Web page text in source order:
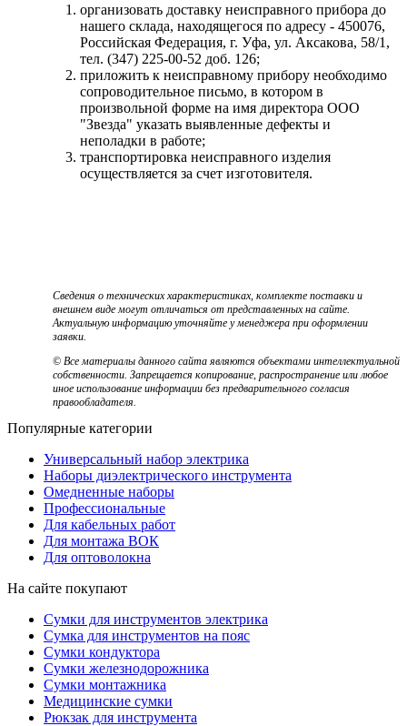
организовать доставку неисправного прибора до
нашего склада, находящегося по адресу - 450076,
Российская Федерация, г. Уфа, ул. Аксакова, 58/1,
тел. (347) 225-00-52 доб. 126;
приложить к неисправному прибору необходимо
сопроводительное письмо, в котором в
произвольной форме на имя директора ООО
"Звезда" указать выявленные дефекты и
неполадки в работе;
транспортировка неисправного изделия
осуществляется за счет изготовителя.
Сведения о технических характеристиках, комплекте поставки и
внешнем виде могут отличаться от представленных на сайте.
Актуальную информацию уточняйте у менеджера при оформлении
заявки.
© Все материалы данного сайта являются объектами интеллектуальной
собственности. Запрещается копирование, распространение или любое
иное использование информации без предварительного согласия
правообладателя.
Популярные категории
Универсальный набор электрика
Наборы диэлектрического инструмента
Омедненные наборы
Профессиональные
Для кабельных работ
Для монтажа ВОК
Для оптоволокна
На сайте покупают
Сумки для инструментов электрика
Сумка для инструментов на пояс
Сумки кондуктора
Сумки железнодорожника
Сумки монтажника
Медицинские сумки
Рюкзак для инструмента